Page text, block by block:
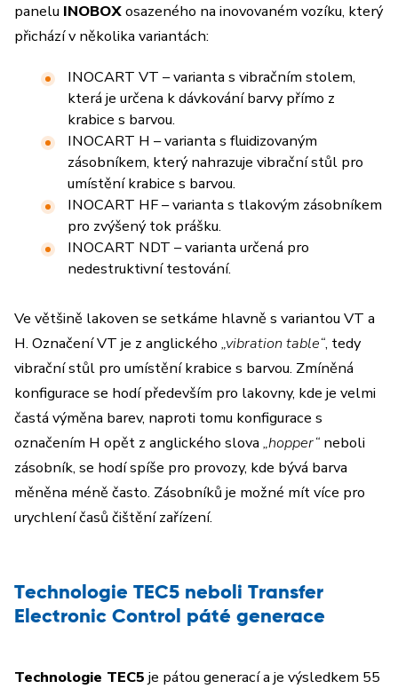
panelu INOBOXosazeného na inovovaném vozíku, který
přichází v několika variantách:
INOCART VT – varianta s vibračním stolem,
která je určena k dávkování barvy přímo z
krabice s barvou.
INOCART H – varianta s fluidizovaným
zásobníkem, který nahrazuje vibrační stůl pro
umístění krabice s barvou.
INOCART HF – varianta s tlakovým zásobníkem
pro zvýšený tok prášku.
INOCART NDT – varianta určená pro
nedestruktivní testování.
Ve většině lakoven se setkáme hlavně s variantou VT a
H. Označení VT je z anglického „vibration table“, tedy
vibrační stůl pro umístění krabice s barvou. Zmíněná
konfigurace se hodí především pro lakovny, kde je velmi
častá výměna barev, naproti tomu konfigurace s
označením H opět z anglického slova „hopper“ neboli
zásobník, se hodí spíše pro provozy, kde bývá barva
měněna méně často. Zásobníků je možné mít více pro
urychlení časů čištění zařízení.
Technologie TEC5 neboli Transfer
Electronic Control páté generace
Technologie TEC5 je pátou generací a je výsledkem 55